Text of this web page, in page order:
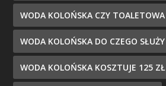
WODA KOLOŃSKA CZY TOALETOWA
WODA KOLOŃSKA DO CZEGO SŁUŻY
WODA KOLOŃSKA KOSZTUJE 125 ZŁ